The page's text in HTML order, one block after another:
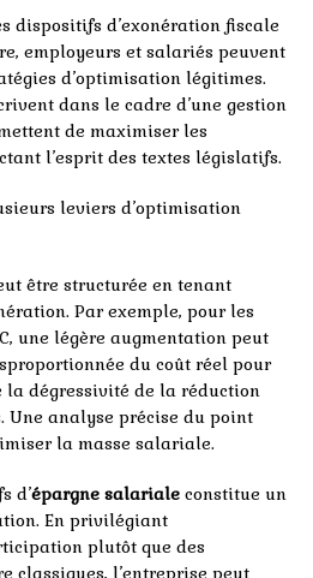
dispositifs d’exonération fiscale
employeurs et salariés peuvent
d’optimisation légitimes.
dans le cadre d’une gestion
de maximiser les
l’esprit des textes législatifs.
leviers d’optimisation
être structurée en tenant
Par exemple, pour les
une légère augmentation peut
du coût réel pour
la dégressivité de la réduction
Une analyse précise du point
la masse salariale.
d’épargne salariale constitue un
En privilégiant
plutôt que des
classiques, l’entreprise peut